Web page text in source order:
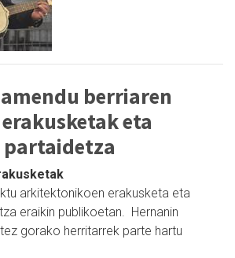
berriaren
eta
arkitektonikoen erakusketa eta
eraikin publikoetan. Hernanin
gorako herritarrek parte hartu